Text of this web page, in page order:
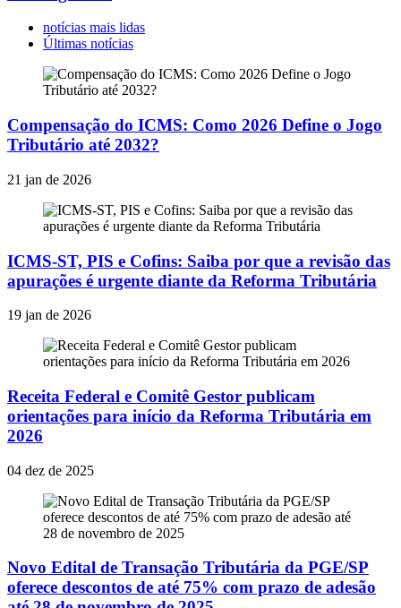
notícias mais lidas
Últimas notícias
Compensação do ICMS: Como 2026 Define o Jogo
Tributário até 2032?
21 jan de 2026
ICMS-ST, PIS e Cofins: Saiba por que a revisão das
apurações é urgente diante da Reforma Tributária
19 jan de 2026
Receita Federal e Comitê Gestor publicam
orientações para início da Reforma Tributária em
2026
04 dez de 2025
Novo Edital de Transação Tributária da PGE/SP
oferece descontos de até 75% com prazo de adesão